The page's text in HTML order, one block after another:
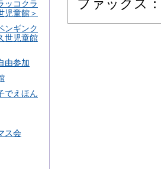
ッコクラ
児童館＞
ンギンク
世児童館
由参加
でえほん
ス会
ファックス